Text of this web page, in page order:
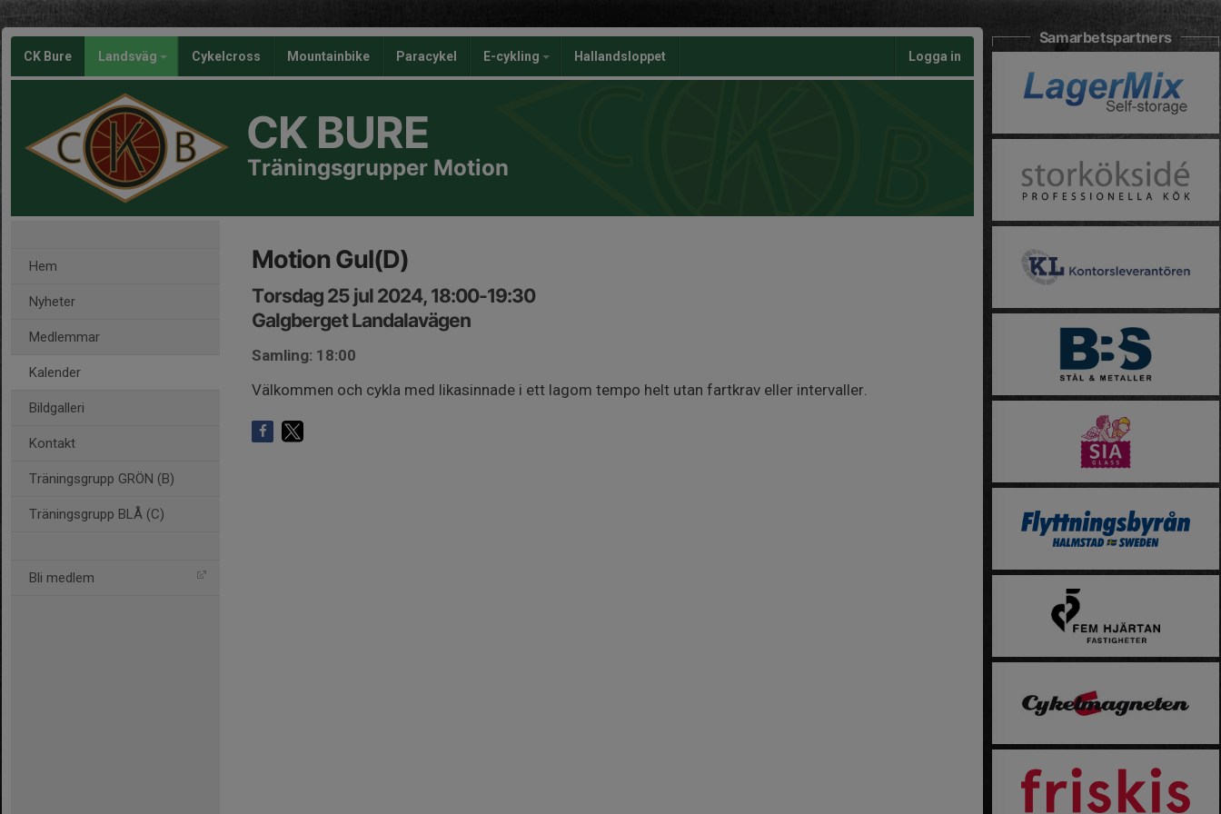
CK Bure Landsväg Cykelcross Mountainbike Paracykel E-cykling Hallandsloppet Logga in
CK BURE
Träningsgrupper Motion
Hem
Nyheter
Medlemmar
Kalender
Bildgalleri
Kontakt
Träningsgrupp GRÖN (B)
Träningsgrupp BLÅ (C)
Bli medlem
Motion Gul(D)
Torsdag 25 jul 2024, 18:00-19:30
Galgberget Landalavägen
Samling: 18:00
Välkommen och cykla med likasinnade i ett lagom tempo helt utan fartkrav eller intervaller.
Samarbetspartners